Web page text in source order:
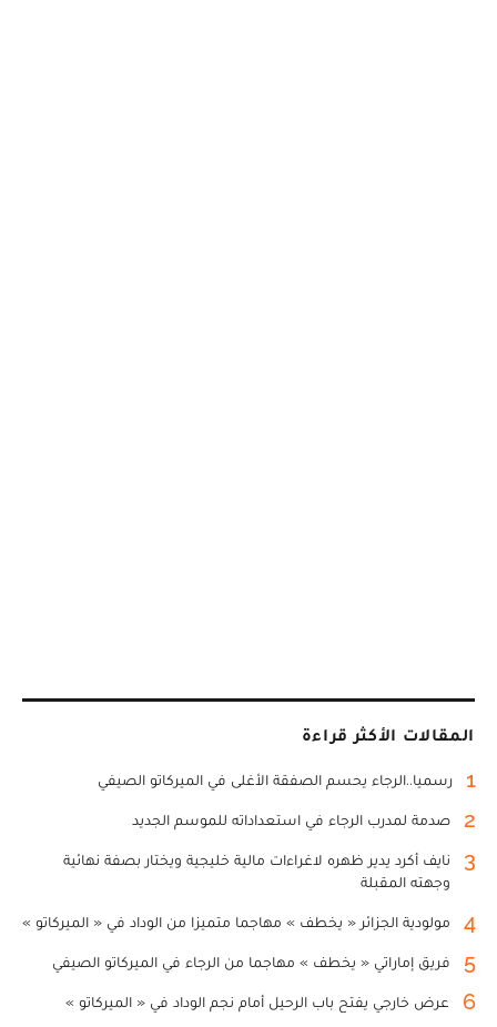
المقالات الأكثر قراءة
1 رسميا..الرجاء يحسم الصفقة الأغلى في الميركاتو الصيفي
2 صدمة لمدرب الرجاء في استعداداته للموسم الجديد
3
نايف أكرد يدير ظهره لاغراءات مالية خليجية ويختار بصفة نهائية
وجهته المقبلة
4 مولودية الجزائر « يخطف » مهاجما متميزا من الوداد في « الميركاتو »
5 فريق إماراتي « يخطف » مهاجما من الرجاء في الميركاتو الصيفي
6 عرض خارجي يفتح باب الرحيل أمام نجم الوداد في « الميركاتو »